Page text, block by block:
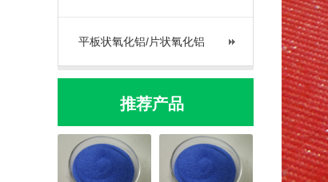
平板状氧化铝/片状氧化铝
推荐产品